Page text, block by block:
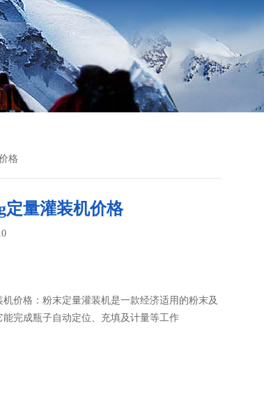
格
定量灌装机价格
机价格：粉末定量灌装机​是一款经济适用的粉末及
完成瓶子自动定位、充填及计量等工作